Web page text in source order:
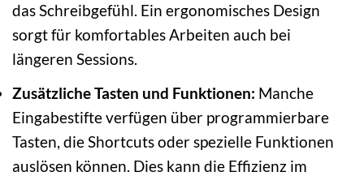
das Schreibgefühl. Ein ergonomisches Design
sorgt für komfortables Arbeiten auch bei
längeren Sessions.
Zusätzliche Tasten und Funktionen: Manche
Eingabestifte verfügen über programmierbare
Tasten, die Shortcuts oder spezielle Funktionen
auslösen können. Dies kann die Effizienz im